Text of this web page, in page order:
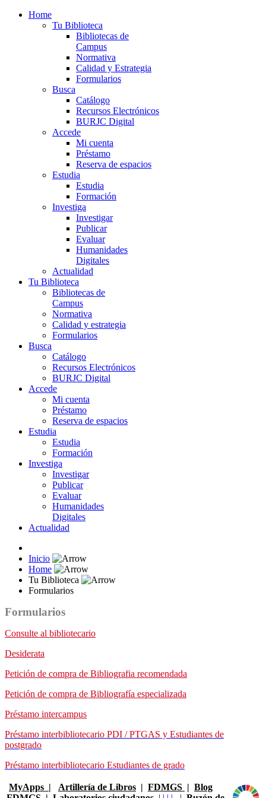
Home
Tu Biblioteca
Bibliotecas de
Campus
Normativa
Calidad y Estrategia
Formularios
Busca
Catálogo
Recursos Electrónicos
BURJC Digital
Accede
Mi cuenta
Préstamo
Reserva de espacios
Estudia
Estudia
Formación
Investiga
Investigar
Publicar
Evaluar
Humanidades
Digitales
Actualidad
Tu Biblioteca
Bibliotecas de
Campus
Normativa
Calidad y estrategia
Formularios
Busca
Catálogo
Recursos Electrónicos
BURJC Digital
Accede
Mi cuenta
Préstamo
Reserva de espacios
Estudia
Estudia
Formación
Investiga
Investigar
Publicar
Evaluar
Humanidades
Digitales
Actualidad
Inicio
Home
Tu Biblioteca
Formularios
Formularios
Consulte al bibliotecario
Desiderata
Petición de compra de Bibliografia recomendada
Petición de compra de Bibliografía especializada
Préstamo intercampus
Préstamo interbibliotecario PDI / PTGAS y Estudiantes de
postgrado
Préstamo interbibliotecario Estudiantes de grado
MyApps | Artillería de Libros | FDMGS | Blog